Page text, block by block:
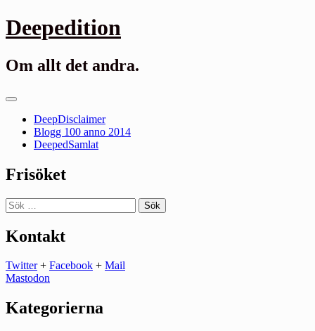
Gå
till
Deepedition
Om allt det andra.
Primär
DeepDisclaimer
Blogg 100 anno 2014
DeepedSamlat
Frisöket
Sök
efter:
Kontakt
Twitter+ Facebook + Mail
Mastodon
Kategorierna